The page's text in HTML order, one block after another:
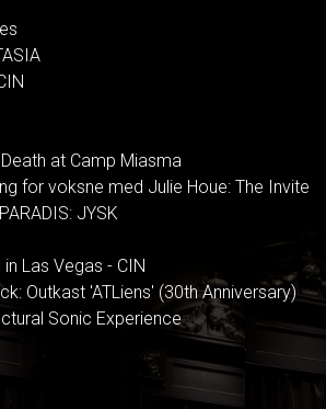
at Camp Miasma
for voksne med Julie Houe: The Invite
JYSK
Las Vegas - CIN
Outkast 'ATLiens' (30th Anniversary)
Sonic Experience